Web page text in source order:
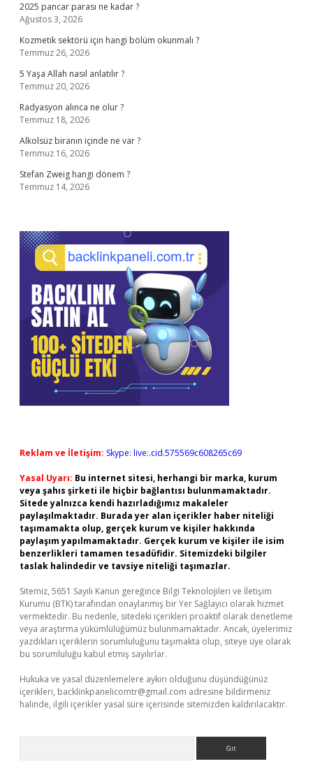
2025 pancar parası ne kadar ?
Ağustos 3, 2026
Kozmetik sektörü için hangi bölüm okunmalı ?
Temmuz 26, 2026
5 Yaşa Allah nasıl anlatılır ?
Temmuz 20, 2026
Radyasyon alınca ne olur ?
Temmuz 18, 2026
Alkolsüz biranın içinde ne var ?
Temmuz 16, 2026
Stefan Zweig hangi dönem ?
Temmuz 14, 2026
Reklam ve İletişim: Skype: live:.cid.575569c608265c69
Yasal Uyarı: Bu internet sitesi, herhangi bir marka, kurum
veya şahıs şirketi ile hiçbir bağlantısı bulunmamaktadır.
Sitede yalnızca kendi hazırladığımız makaleler
paylaşılmaktadır. Burada yer alan içerikler haber niteliği
taşımamakta olup, gerçek kurum ve kişiler hakkında
paylaşım yapılmamaktadır. Gerçek kurum ve kişiler ile isim
benzerlikleri tamamen tesadüfidir. Sitemizdeki bilgiler
taslak halindedir ve tavsiye niteliği taşımazlar.
Sitemiz, 5651 Sayılı Kanun gereğince Bilgi Teknolojileri ve İletişim
Kurumu (BTK) tarafından onaylanmış bir Yer Sağlayıcı olarak hizmet
vermektedir. Bu nedenle, sitedeki içerikleri proaktif olarak denetleme
veya araştırma yükümlülüğümüz bulunmamaktadır. Ancak, üyelerimiz
yazdıkları içeriklerin sorumluluğunu taşımakta olup, siteye üye olarak
bu sorumluluğu kabul etmiş sayılırlar.
Hukuka ve yasal düzenlemelere aykırı olduğunu düşündüğünüz
içerikleri, backlinkpanelicomtr@gmail.com adresine bildirmeniz
halinde, ilgili içerikler yasal süre içerisinde sitemizden kaldırılacaktır.